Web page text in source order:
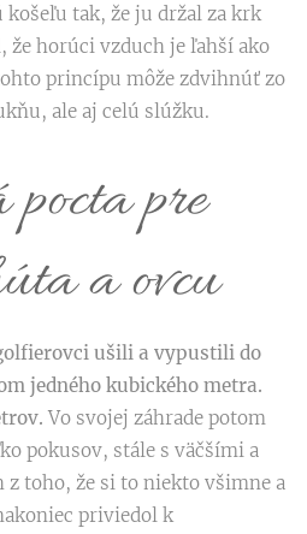
tak, že ju držal za krk
že horúci vzduch je ľahší ako
princípu môže zdvihnúť zo
ale aj celú slúžku.
pre
a ovcu
ušili a vypustili do
jedného kubického metra.
Vo svojej záhrade potom
pokusov, stále s väčšími a
toho, že si to niekto všimne a
priviedol k